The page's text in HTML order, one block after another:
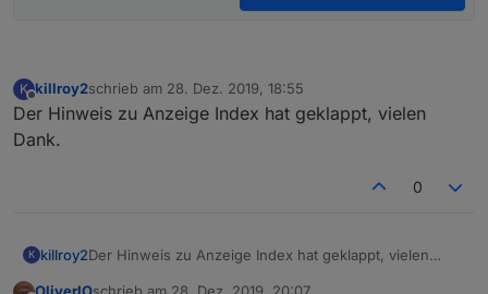
K
Offline
killroy2schrieb am 28. Dez. 2019, 18:55
zuletzt editiert von
Der Hinweis zu Anzeige Index hat geklappt, vielen
Dank.
0
K killroy2Der Hinweis zu Anzeige Index hat geklappt, vielen